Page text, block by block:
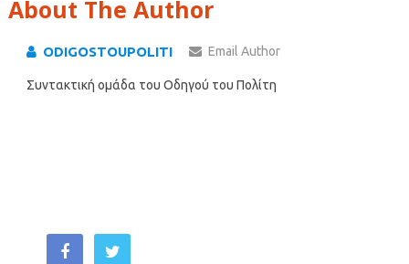
About The Author
ODIGOSTOUPOLITI Email Author
Συντακτική ομάδα του Οδηγού του Πολίτη